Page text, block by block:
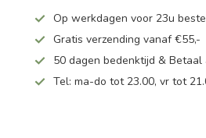
Op werkdagen voor 23u
Gratis verzending vanaf €55,-
50 dagen bedenktijd &
Tel: ma-do tot 23.00, vr tot